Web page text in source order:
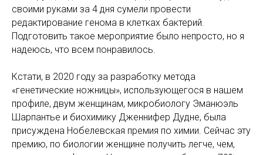
своими руками за 4 дня сумели провести
редактирование генома в клетках бактерий.
Подготовить такое мероприятие было непросто, но я
надеюсь, что всем понравилось.
Кстати, в 2020 году за разработку метода
«генетические ножницы», использующегося в нашем
профиле, двум женщинам, микробиологу Эманюэль
Шарпантье и биохимику Дженнифер Дудне, была
присуждена Нобелевская премия по химии. Сейчас эту
премию, по биологии женщине получить легче, чем,